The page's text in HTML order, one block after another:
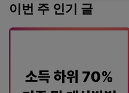
이번 주 인기 글